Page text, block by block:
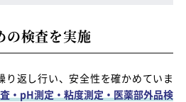
の検査を実施
り返し行い、安全性を確かめていま
・pH測定・粘度測定・医薬部外品検